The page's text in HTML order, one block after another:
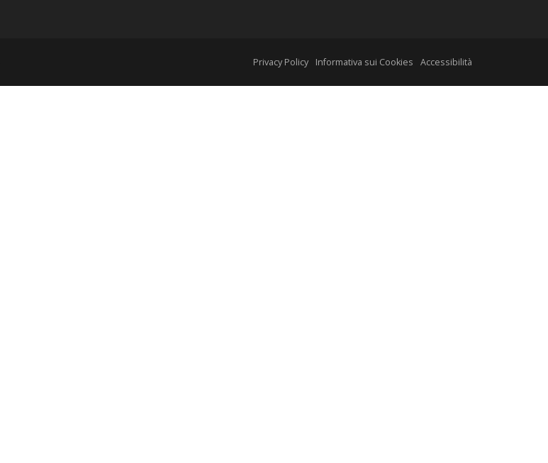
Privacy Policy Informativa sui Cookies Accessibilità